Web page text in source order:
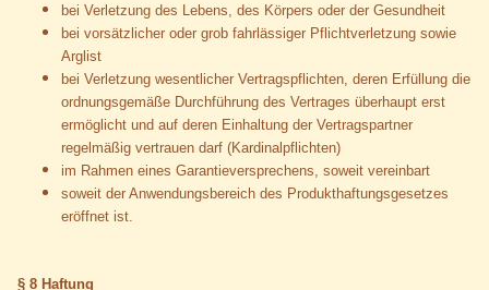
bei Verletzung des Lebens, des Körpers oder der Gesundheit
bei vorsätzlicher oder grob fahrlässiger Pflichtverletzung sowie
Arglist
bei Verletzung wesentlicher Vertragspflichten, deren Erfüllung die
ordnungsgemäße Durchführung des Vertrages überhaupt erst
ermöglicht und auf deren Einhaltung der Vertragspartner
regelmäßig vertrauen darf (Kardinalpflichten)
im Rahmen eines Garantieversprechens, soweit vereinbart
soweit der Anwendungsbereich des Produkthaftungsgesetzes
eröffnet ist.
§ 8 Haftung